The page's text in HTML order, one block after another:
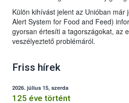
Külön kihívást jelent az Unióban már
Alert System for Food and Feed)
gyorsan értesíti a tagországokat, az
veszélyeztető problémáról.
Friss hírek
2026. július 15, szerda
125 éve történt